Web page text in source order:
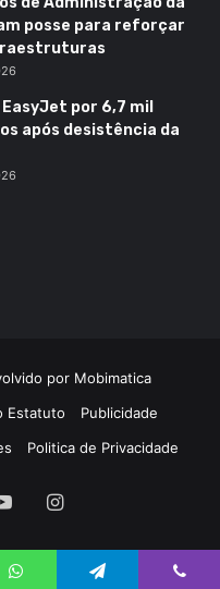
posse para reforçar
por 6,7 mil
após desistência da
por Mobimatica
Estatuto
Publicidade
Politica de Privacidade
YouTubeInstagram